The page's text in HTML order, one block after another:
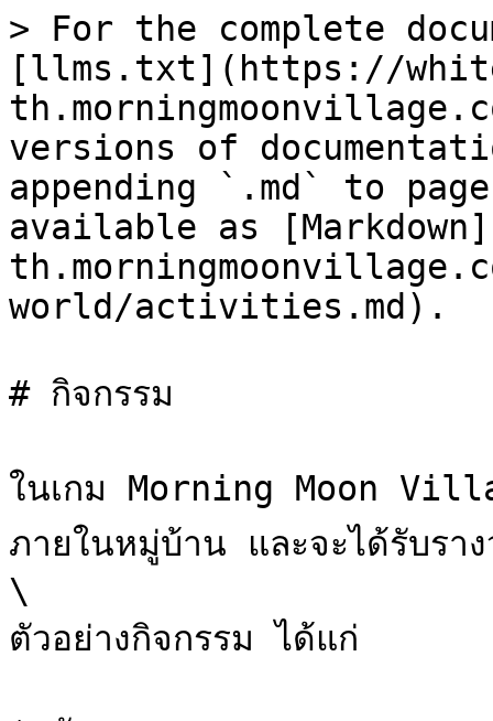
> For the complete
[llms.txt](https://
versions of
appending `.md` to
available as
world/activities.md).
# กิจกรรม
ในเกม Morning Moon
ภายในหมู่บ้าน และจะได้รับรา
\
ตัวอย่างกิจกรรม ได้แก่